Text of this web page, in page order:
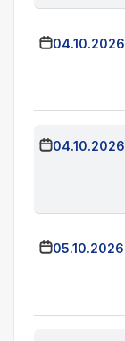
04.10.2026
04.10.2026
05.10.2026